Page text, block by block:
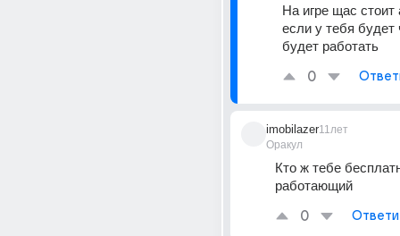
На игре щас стоит
если у тебя будет
будет работать
0
imobilazer
Оракул
11лет
Кто ж тебе
работающий
0